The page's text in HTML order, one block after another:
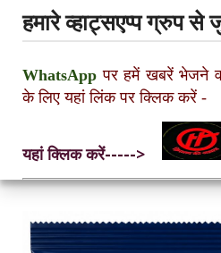
हमारे व्हाट्सएप्प ग्रुप से
WhatsApp पर हमें खबरें भेजने व
के लिए यहां लिंक पर क्लिक करें -
यहां क्लिक करें----->